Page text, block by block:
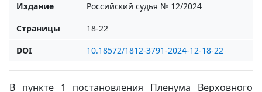
Издание
Российский судья № 12/2024
Страницы
18-22
DOI
10.18572/1812-3791-2024-12-18-22
В пункте 1 постановления Пленума Верховного